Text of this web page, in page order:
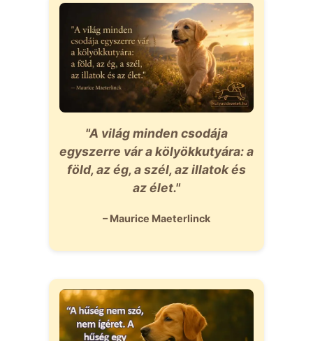
"A világ minden csodája
egyszerre vár a kölyökkutyára: a
föld, az ég, a szél, az illatok és
az élet."
– Maurice Maeterlinck